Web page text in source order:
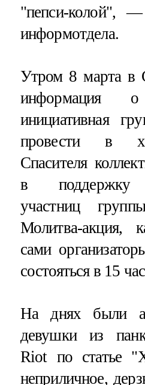
"пепси-колой", —
информотдела.
Утром 8 марта в
инициативная
провести в
Спасителя
в поддержку
участниц
Молитва-акция,
сами
состояться в 15
На днях были
девушки из
Riot по статье
неприличное,